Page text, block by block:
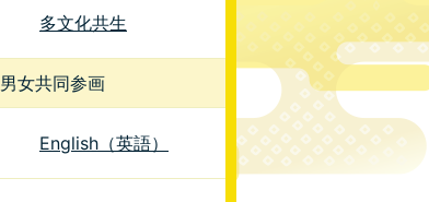
多文化共生
男女共同参画
English（英語）